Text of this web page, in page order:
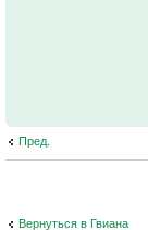
Пред.
Вернуться в Гвиана